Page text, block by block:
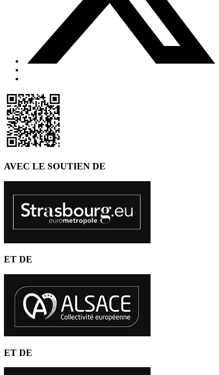
AVEC LE SOUTIEN DE
ET DE
ET DE